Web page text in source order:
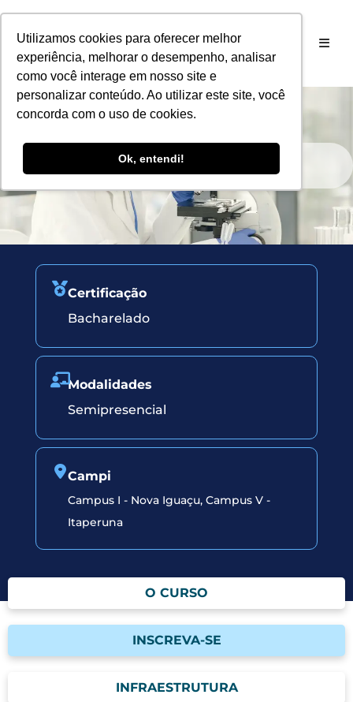
Utilizamos cookies para oferecer melhor
experiência, melhorar o desempenho, analisar
como você interage em nosso site e
personalizar conteúdo. Ao utilizar este site, você
concorda com o uso de cookies.
Ok, entendi!
BIOMEDICINA
Certificação
Bacharelado
Modalidades
Semipresencial
Campi
Campus I - Nova Iguaçu, Campus V -
Itaperuna
O CURSO
INSCREVA-SE
INFRAESTRUTURA